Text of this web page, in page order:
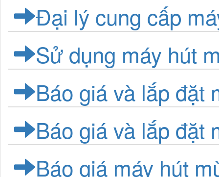
Đại lý cung cấp
Sử dụng máy hút
Báo giá và lắp đặt
Báo giá và lắp đặt
Báo giá máy hút